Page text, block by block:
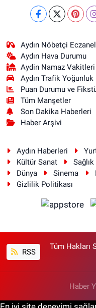
Aydın Nöbetçi
Aydın Hava Durumu
Aydin Namaz Vakitleri
Aydın Trafik Yoğunluk
Puan Durumu ve
Tüm Manşetler
Son Dakika Haberleri
Haber Arşivi
Aydın Haberleri
Kültür Sanat
Sağlık
Dünya
Sinema
Gizlilik Politikası
RSS
Tüm Hakları
Haber